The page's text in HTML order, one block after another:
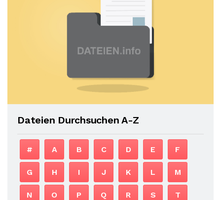
Dateien Durchsuchen A-Z
# A B C D E F
G H I J K L M
N O P Q R S T